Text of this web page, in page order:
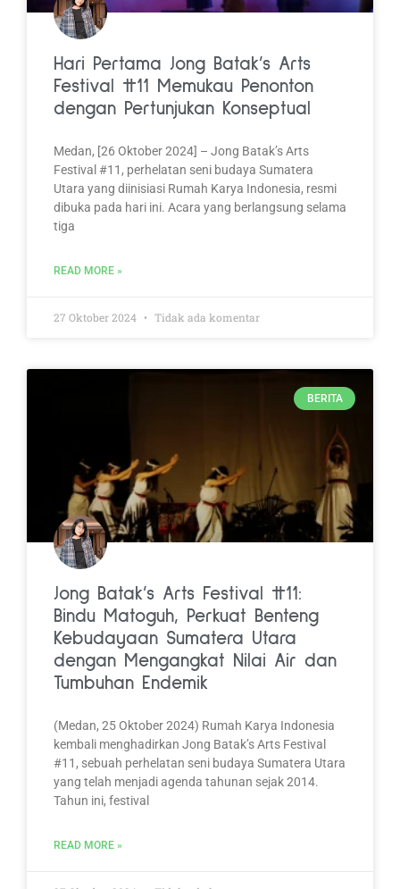
Hari Pertama Jong Batak’s Arts
Festival #11 Memukau Penonton
dengan Pertunjukan Konseptual
Medan, [26 Oktober 2024] – Jong Batak’s Arts
Festival #11, perhelatan seni budaya Sumatera
Utara yang diinisiasi Rumah Karya Indonesia, resmi
dibuka pada hari ini. Acara yang berlangsung selama
tiga
READ MORE »
27 Oktober 2024 Tidak ada komentar
BERITA
Jong Batak’s Arts Festival #11:
Bindu Matoguh, Perkuat Benteng
Kebudayaan Sumatera Utara
dengan Mengangkat Nilai Air dan
Tumbuhan Endemik
(Medan, 25 Oktober 2024) Rumah Karya Indonesia
kembali menghadirkan Jong Batak’s Arts Festival
#11, sebuah perhelatan seni budaya Sumatera Utara
yang telah menjadi agenda tahunan sejak 2014.
Tahun ini, festival
READ MORE »